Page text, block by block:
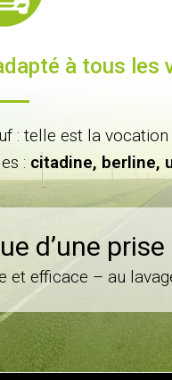
à tous les
telle est la
: citadine, berline,
d’une
et efficace – au